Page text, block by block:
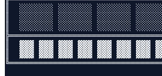
║  ░░░░░░░ ░░░░░░░ ░░░░░░░
║  ░░░░░░░ ░░░░░░░ ░░░░░░░
║  ░░░░░░░ ░░░░░░░ ░░░░░░░
║  ▓▓▓ ▓▓▓ ▓▓▓ ▓▓▓ ▓▓▓ ▓▓▓ ▓▓▓
║  ▓▓▓ ▓▓▓ ▓▓▓ ▓▓▓ ▓▓▓ ▓▓▓ ▓▓▓